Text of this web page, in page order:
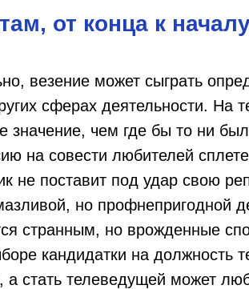
от конца к
везение может сыграть
сферах деятельности. На
значение, чем где бы то ни
на совести любителей
не поставит под удар свою
но профнепригодной
странным, но врожденные
кандидатки на должность
а стать телеведущей может